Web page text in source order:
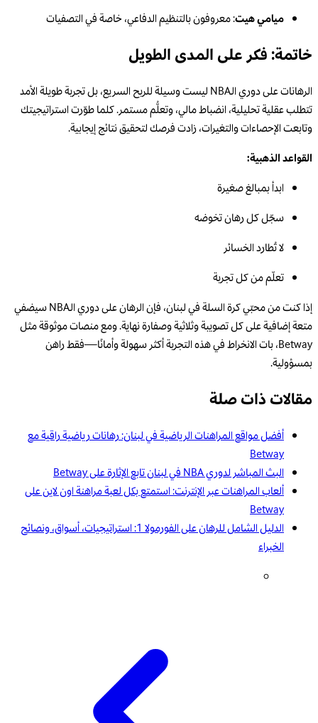
ميامي هيت: معروفون بالتنظيم الدفاعي، خاصة في التصفيات
خاتمة: فكر على المدى الطويل
الرهانات على دوري الـNBA ليست وسيلة للربح السريع، بل تجربة طويلة الأمد
تتطلب عقلية تحليلية، انضباط مالي، وتعلُّم مستمر. كلما طوّرت استراتيجيتك
وتابعت الإحصاءات والتغيرات، زادت فرصك لتحقيق نتائج إيجابية.
القواعد الذهبية:
ابدأ بمبالغ صغيرة
سجّل كل رهان تخوضه
لا تُطارد الخسائر
تعلّم من كل تجربة
إذا كنت من محبّي كرة السلة في لبنان، فإن الرهان على دوري الـNBA سيضفي
متعة إضافية على كل تصويبة وثلاثية وصفارة نهاية. ومع منصات موثوقة مثل
Betway، بات الانخراط في هذه التجربة أكثر سهولة وأمانًا—فقط راهن
بمسؤولية.
مقالات ذات صلة
أفضل مواقع المراهنات الرياضية في لبنان: رهانات رياضية راقية مع
Betway
البث المباشر لدوري NBA في لبنان تابع الإثارة على Betway
ألعاب المراهنات عبر الإنترنت: استمتع بكل لعبة مراهنة اون لاين على
Betway
الدليل الشامل للرهان على الفورمولا 1: استراتيجيات، أسواق، ونصائح
الخبراء